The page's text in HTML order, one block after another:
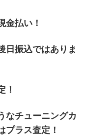
金払い！
日振込ではありま
！
なチューニングカ
プラス査定！